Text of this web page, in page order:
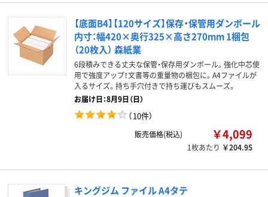
【底面B4】【120サイズ】保存・保管用ダンボール
内寸：幅420×奥行325×高さ270mm 1梱包
（20枚入） 森紙業
6段積みできる丈夫な保管・保存用ダンボール。強化中芯使
用で強度アップ！文書等の重量物の梱包に。A4ファイルが
入るサイズ。持ち手穴付きで持ち運びもスムーズ。
お届け日：8月9日（日）
（10件）
販売価格(税込) ￥4,099
1枚あたり ￥204.95
キングジム ファイル A4タテ